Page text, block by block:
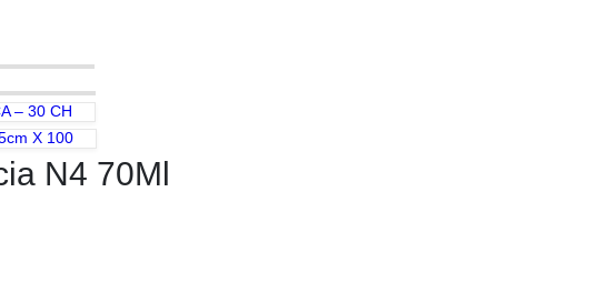
– 30 CH
X 100
N4 70Ml